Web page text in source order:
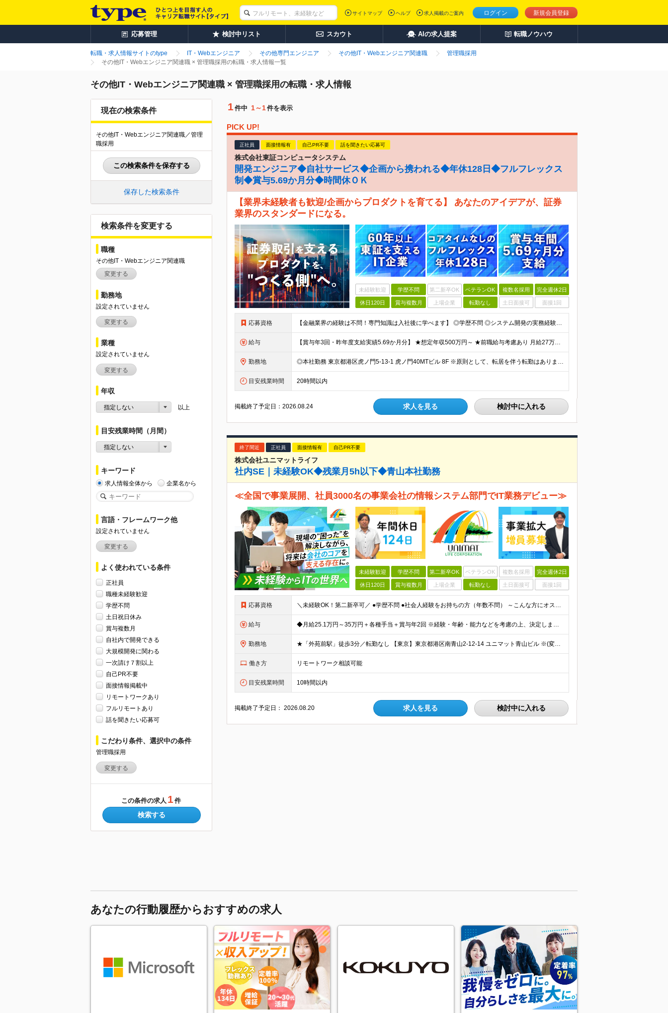
ログイン 新規会員登録
サイトマップ ヘルプ 求人掲載のご案内
応募管理 検討中リスト スカウト AIの求人提案 転職ノウハウ
転職・求人情報サイトのtype IT・Webエンジニア その他専門エンジニア その他IT・Webエンジニア関連職
管理職採用
その他IT・Webエンジニア関連職 × 管理職採用の転職・求人情報一覧
その他IT・Webエンジニア関連職 × 管理職採用の転職・求人情報
現在の検索条件
その他IT・Webエンジニア関連職／管理
職採用
この検索条件を保存する
保存した検索条件
検索条件を変更する
職種
その他IT・Webエンジニア関連職
変更する
勤務地
設定されていません
変更する
業種
設定されていません
変更する
年収
指定しない 以上
目安残業時間（月間）
指定しない
キーワード
求人情報全体から 企業名から
言語・フレームワーク他
設定されていません
変更する
よく使われている条件
正社員
職種未経験歓迎
学歴不問
土日祝日休み
賞与複数月
自社内で開発できる
大規模開発に関わる
一次請け７割以上
自己PR不要
面接情報掲載中
リモートワークあり
フルリモートあり
話を聞きたい応募可
こだわり条件、選択中の条件
管理職採用
変更する
この条件の求人 1 件
検索する
1 件中 1～1件を表示
PICK UP!
正社員 面接情報有 自己PR不要 話を聞きたい応募可
株式会社東証コンピュータシステム
開発エンジニア◆自社サービス◆企画から携われる◆年休128日◆フルフレックス
制◆賞与5.69か月分◆時間休ＯＫ
【業界未経験者も歓迎/企画からプロダクトを育てる】 あなたのアイデアが、証券
業界のスタンダードになる。
未経験歓迎 学歴不問 第二新卒OK ベテランOK 複数名採用 完全週休2日
休日120日 賞与複数月 上場企業 転勤なし 土日面接可 面接1回
応募資格 【金融業界の経験は不問！専門知識は入社後に学べます】 ◎学歴不問 ◎システム開発の実務経験をお持ちの方 └3年以上・Java、C#いずれかの使用経験をお持ちの方を想定しております 【以下のような方は
給与 【賞与年3回・昨年度支給実績5.69か月分】 ★想定年収500万円～ ★前職給与考慮あり 月給27万円～59万円 +残業代全額支給(1分単位、監督職以下) +人事評価による賞与年2回（4月/10月）
勤務地 ◎本社勤務 東京都港区虎ノ門5-13-1 虎ノ門40MTビル 8F ※原則として、転居を伴う転勤はありません ※(変更の範囲)上記を除く当社関連勤務地
目安残業時間 20時間以内
掲載終了予定日：2026.08.24 求人を見る 検討中に入れる
終了間近 正社員 面接情報有 自己PR不要
株式会社ユニマットライフ
社内SE｜未経験OK◆残業月5h以下◆青山本社勤務
≪全国で事業展開、社員3000名の事業会社の情報システム部門でIT業務デビュー≫
未経験歓迎 学歴不問 第二新卒OK ベテランOK 複数名採用 完全週休2日
休日120日 賞与複数月 上場企業 転勤なし 土日面接可 面接1回
応募資格 ＼未経験OK！第二新卒可／ ●学歴不問 ●社会人経験をお持ちの方（年数不問） ～こんな方にオススメのポジションです～ ★コミュニケーションを大切にし、人のサポートが好きな方 ★情報システムやIT、D
給与 ◆月給25.1万円～35万円＋各種手当＋賞与年2回 ※経験・年齢・能力などを考慮の上、決定します。 ※上記には固定残業代：30時間分／5万円を含む。超過分は別途全額支給。 ※試用期間3ヶ月(期間中の
勤務地 ★「外苑前駅」徒歩3分／転勤なし 【東京】東京都港区南青山2-12-14 ユニマット青山ビル ※(変更の範囲)上記を除く当社関連勤務地
働き方 リモートワーク相談可能
目安残業時間 10時間以内
掲載終了予定日：2026.08.20 求人を見る 検討中に入れる
あなたの行動履歴からおすすめの求人